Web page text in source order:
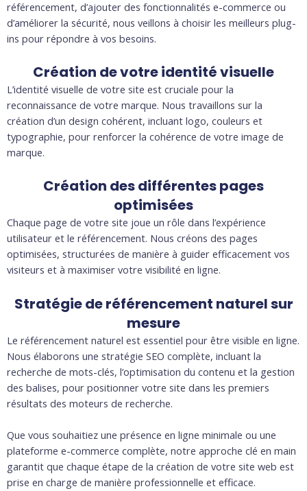
référencement, d’ajouter des fonctionnalités e-commerce ou
d’améliorer la sécurité, nous veillons à choisir les meilleurs plug-
ins pour répondre à vos besoins.
Création de votre identité visuelle
L’identité visuelle de votre site est cruciale pour la
reconnaissance de votre marque. Nous travaillons sur la
création d’un design cohérent, incluant logo, couleurs et
typographie, pour renforcer la cohérence de votre image de
marque.
Création des différentes pages
optimisées
Chaque page de votre site joue un rôle dans l’expérience
utilisateur et le référencement. Nous créons des pages
optimisées, structurées de manière à guider efficacement vos
visiteurs et à maximiser votre visibilité en ligne.
Stratégie de référencement naturel sur
mesure
Le référencement naturel est essentiel pour être visible en ligne.
Nous élaborons une stratégie SEO complète, incluant la
recherche de mots-clés, l’optimisation du contenu et la gestion
des balises, pour positionner votre site dans les premiers
résultats des moteurs de recherche.
Que vous souhaitiez une présence en ligne minimale ou une
plateforme e-commerce complète, notre approche clé en main
garantit que chaque étape de la création de votre site web est
prise en charge de manière professionnelle et efficace.